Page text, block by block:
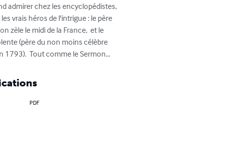
admirer chez les encyclopédistes,
vrais héros de l'intrigue : le père
zèle le midi de la France,  et le
(père du non moins célèbre
1793).  Tout comme le Sermon...
PDF